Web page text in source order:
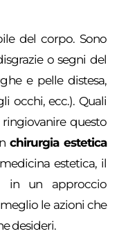
del corpo. Sono
o segni del
e pelle distesa,
occhi, ecc.). Quali
questo
chirurgia estetica
estetica, il
in un approccio
le azioni che
desideri.